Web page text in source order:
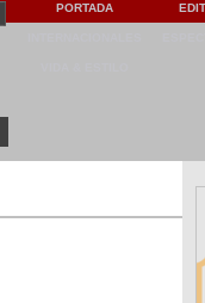
PORTADA